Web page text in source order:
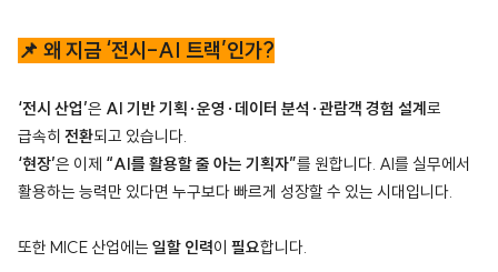
📌 왜 지금 ‘전시-AI 트랙’인가?
‘전시 산업’은 AI 기반 기획·운영·데이터 분석·관람객 경험 설계 로
급속히 전환되고 있습니다.
‘현장’은 이제 “AI를 활용할 줄 아는 기획자”를 원합니다. AI를 실무에서
활용하는 능력만 있다면 누구보다 빠르게 성장할 수 있는 시대입니다.
또한 MICE 산업에는 일할 인력이 필요합니다.